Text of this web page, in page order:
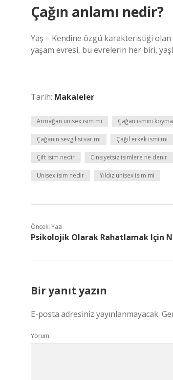
Çağın anlamı nedir?
Yaş – Kendine özgü karakteristiği
yaşam evresi, bu evrelerin her biri,
Tarih: Makaleler
Armağan unisex isim mi Çağan ismini
Çağanın sevgilisi var mı Çağıl erkek ismi mi
Çift isim nedir Cinsiyetsiz isimlere ne denir
Unisex isim nedir Yıldız unisex isim mi
Önceki Yazı
Psikolojik Olarak Rahatlamak Için
Bir yanıt yazın
E-posta adresiniz yayınlanmayacak.
Yorum